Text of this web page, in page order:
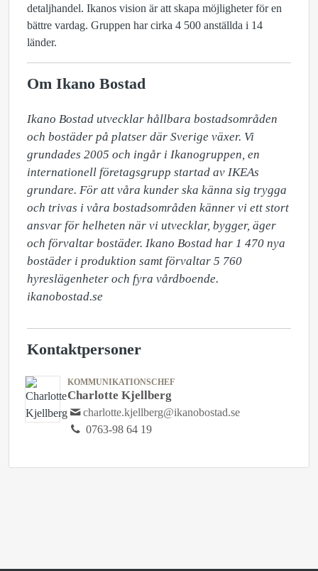
detaljhandel. Ikanos vision är att skapa möjligheter för en
bättre vardag. Gruppen har cirka 4 500 anställda i 14
länder.
Om Ikano Bostad
​Ikano Bostad utvecklar hållbara bostadsområden
och bostäder på platser där Sverige växer. Vi
grundades 2005 och ingår i Ikanogruppen, en
internationell företagsgrupp startad av IKEAs
grundare. För att våra kunder ska känna sig trygga
och trivas i våra bostadsområden känner vi ett stort
ansvar för helheten när vi utvecklar, bygger, äger
och förvaltar bostäder. Ikano Bostad har 1 470 nya
bostäder i produktion samt förvaltar 5 760
hyreslägenheter och fyra vårdboende.
ikanobostad.se
Kontaktpersoner
KOMMUNIKATIONSCHEF
Charlotte Kjellberg
charlotte.kjellberg@ikanobostad.se
0763-98 64 19